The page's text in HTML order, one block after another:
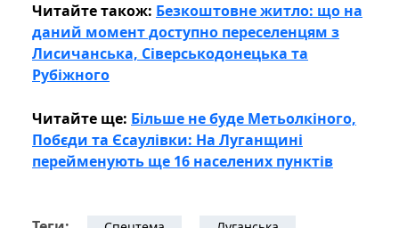
Читайте також: Безкоштовне житло: що на
даний момент доступно переселенцям з
Лисичанська, Сіверськодонецька та
Рубіжного
Читайте ще: Більше не буде Метьолкіного,
Побєди та Єсаулівки: На Луганщині
перейменують ще 16 населених пунктів